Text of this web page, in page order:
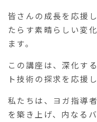
皆さんの成長を応援
たらす素晴らしい変
ます。
この講座は、深化す
ト技術の探求を応援し
私たちは、ヨガ指導
を築き上げ、内なる